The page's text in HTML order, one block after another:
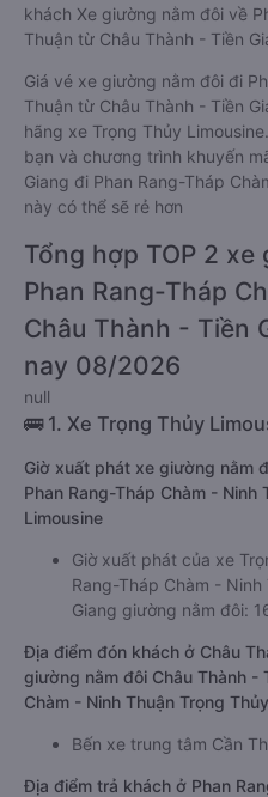
khách Xe giường nằm đôi về
Thuận từ Châu Thành - Tiền
Giá vé xe giường nằm đôi đi
Thuận từ Châu Thành - Tiền
hãng xe Trọng Thủy
bạn và chương trình khuyến
Giang đi Phan Rang-Tháp
này có thể sẽ rẻ hơn
Tổng hợp TOP 2
Phan Rang-Tháp
Châu Thành - Tiền
nay 08/2026
null
🚌 1. Xe Trọng Thủy
Giờ xuất phát xe giường nằm
Phan Rang-Tháp Chàm - Ninh
Limousine
Giờ xuất phát của xe
Rang-Tháp Chàm -
Giang giường nằm đôi:
Địa điểm đón khách ở Châu
giường nằm đôi Châu Thành -
Chàm - Ninh Thuận Trọng
Bến xe trung tâm Cần
Địa điểm trả khách ở Phan